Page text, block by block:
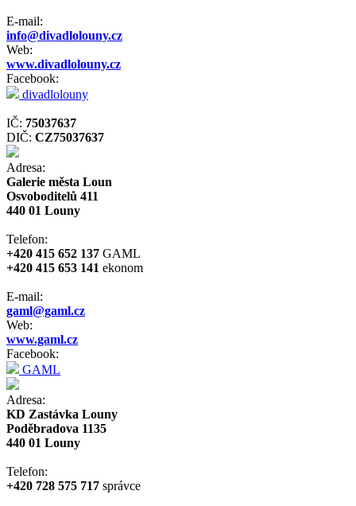
E-mail:
info@divadlolouny.cz
Web:
www.divadlolouny.cz
Facebook:
divadlolouny
IČ: 75037637
DIČ: CZ75037637
Adresa:
Galerie města Loun
Osvoboditelů 411
440 01 Louny
Telefon:
+420 415 652 137 GAML
+420 415 653 141 ekonom
E-mail:
gaml@gaml.cz
Web:
www.gaml.cz
Facebook:
GAML
Adresa:
KD Zastávka Louny
Poděbradova 1135
440 01 Louny
Telefon:
+420 728 575 717 správce